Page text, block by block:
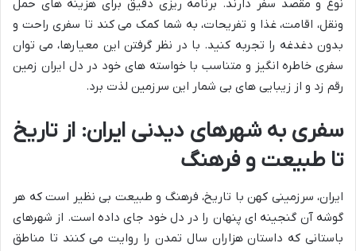
نوع و مقصد سفر دارند. برنامه ریزی دقیق برای هزینه های حمل
ونقل، اقامت، غذا و تفریحات، به شما کمک می کند تا سفری راحت و
بدون دغدغه را تجربه کنید. با در نظر گرفتن این معیارها، می توان
سفری خاطره انگیز و متناسب با خواسته های خود در دل ایران زمین
رقم زد و از زیبایی های بی شمار این سرزمین لذت برد.
سفری به شهرهای دیدنی ایران: از تاریخ
تا طبیعت و فرهنگ
ایران، سرزمینی کهن با تاریخ، فرهنگ و طبیعت بی نظیر است که هر
گوشه آن گنجینه ای پنهان را در دل خود جای داده است. از شهرهای
باستانی که داستان هزاران سال تمدن را روایت می کنند تا مناطق